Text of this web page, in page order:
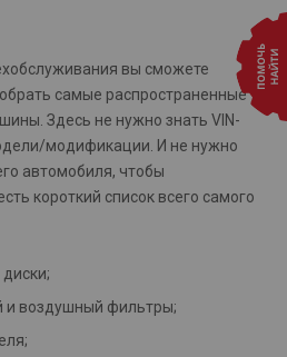
вы сможете
самые распространенные
Здесь не нужно знать VIN-
модификации. И не нужно
автомобиля, чтобы
короткий список всего самого
и воздушный фильтры;